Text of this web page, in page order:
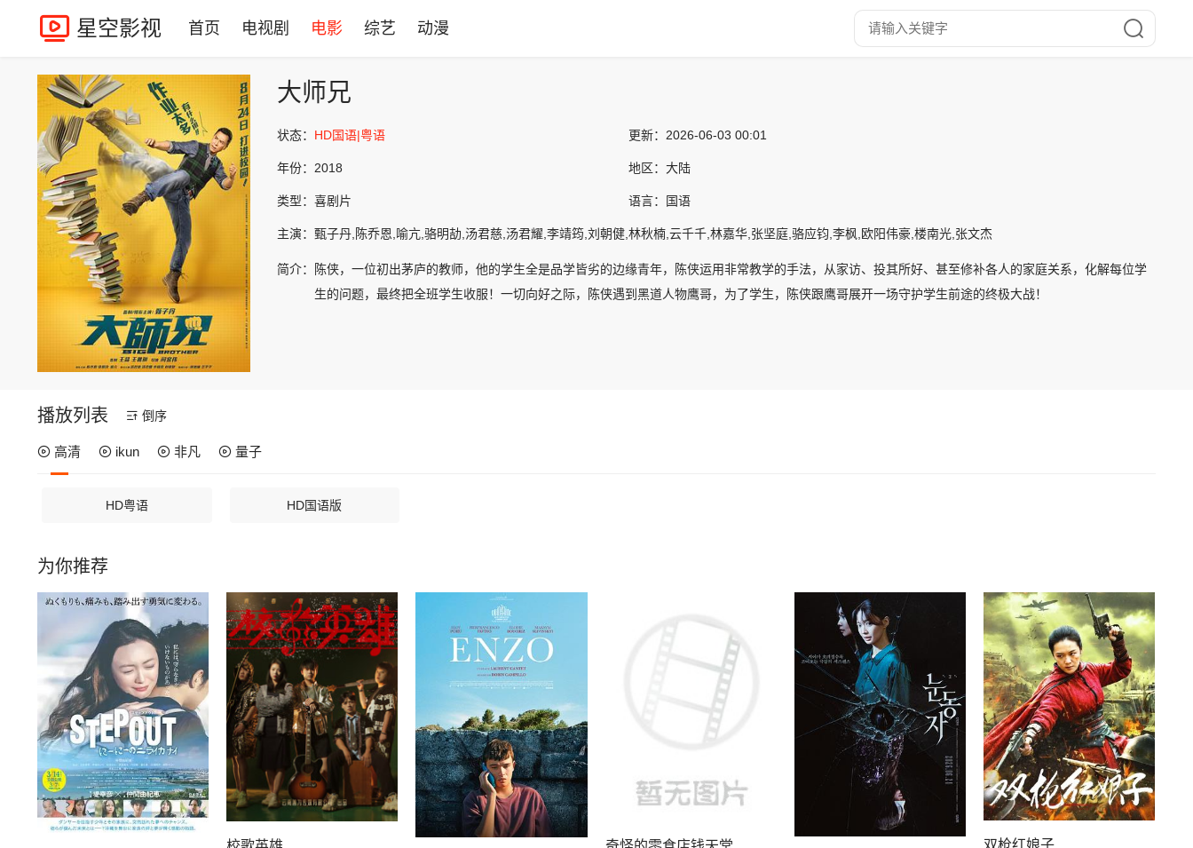
星空影视 首页 电视剧 电影 综艺 动漫
大师兄
状态： HD国语|粤语 更新： 2026-06-03 00:01
年份： 2018 地区： 大陆
类型： 喜剧片 语言： 国语
主演： 甄子丹,陈乔恩,喻亢,骆明劼,汤君慈,汤君耀,李靖筠,刘朝健,林秋楠,云千千,林嘉华,张坚庭,骆应钧,李枫,欧阳伟豪,楼南光,张文杰
简介：
陈侠，一位初出茅庐的教师，他的学生全是品学皆劣的边缘青年，陈侠运用非常教学的手法，从家访、投其所好、甚至修补各人的家庭关系，化解每位学
生的问题，最终把全班学生收服！一切向好之际，陈侠遇到黑道人物鹰哥，为了学生，陈侠跟鹰哥展开一场守护学生前途的终极大战！
播放列表 倒序
高清 ikun 非凡 量子
HD粤语 HD国语版
为你推荐
双枪红娘子